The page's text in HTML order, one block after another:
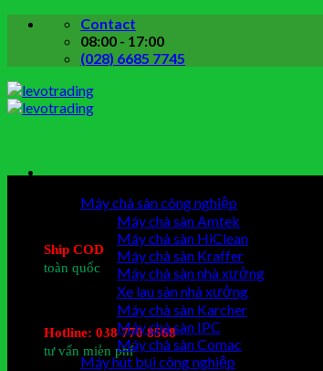
Skip
Contact
08:00 - 17:00
(028) 6685 7745
Ship COD
toàn quốc
Hotline: 038 770 8568
tư vấn miễn phí
Máy chà sàn công nghiệp
Máy chà sàn Amtek
Máy chà sàn HiClean
Máy chà sàn Kraffer
Máy chà sàn nhà xưởng
Xe lau sàn nhà xưởng
Máy chà sàn Karcher
Máy chà sàn IPC
Máy chà sàn Comac
Máy hút bụi công nghiệp